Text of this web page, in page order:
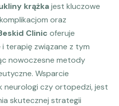
krążkajest kluczowe
oraz
Clinic oferuje
terapię związane z tym
nowoczesne metody
Wsparcie
neurologi czy ortopedzi, jest
skutecznej strategii